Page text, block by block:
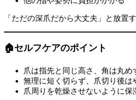
「ただの深爪だから大丈夫」と放置
🏠セルフケアのポイント
爪は指先と同じ高さ、角は丸め
無理に短く切らず、爪切り後は
爪周りを乾燥させないように保